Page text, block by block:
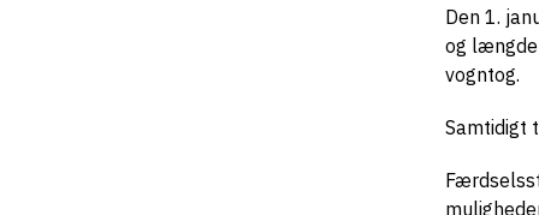
Den 1.
og
vogntog.
Samtidigt